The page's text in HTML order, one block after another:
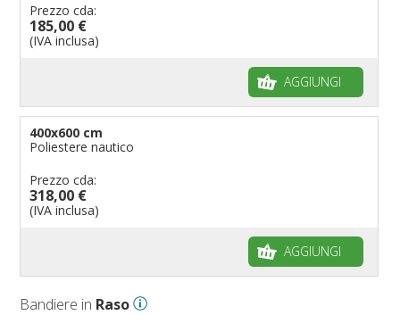
Prezzo cda:
185,00 €
(IVA inclusa)
AGGIUNGI
400x600 cm
Poliestere nautico
Prezzo cda:
318,00 €
(IVA inclusa)
AGGIUNGI
Bandiere in Raso